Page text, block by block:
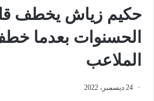
حكيم زياش يخطف
الحسنوات بعدما
الملاعب
24 ديسمبر، 2022